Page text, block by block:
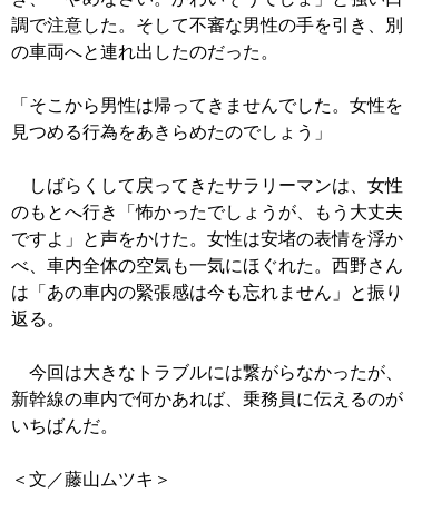
調で注意した。そして不審な男性の手を引き、別
の車両へと連れ出したのだった。
「そこから男性は帰ってきませんでした。女性を
見つめる行為をあきらめたのでしょう」
しばらくして戻ってきたサラリーマンは、女性
のもとへ行き「怖かったでしょうが、もう大丈夫
ですよ」と声をかけた。女性は安堵の表情を浮か
べ、車内全体の空気も一気にほぐれた。西野さん
は「あの車内の緊張感は今も忘れません」と振り
返る。
今回は大きなトラブルには繋がらなかったが、
新幹線の車内で何かあれば、乗務員に伝えるのが
いちばんだ。